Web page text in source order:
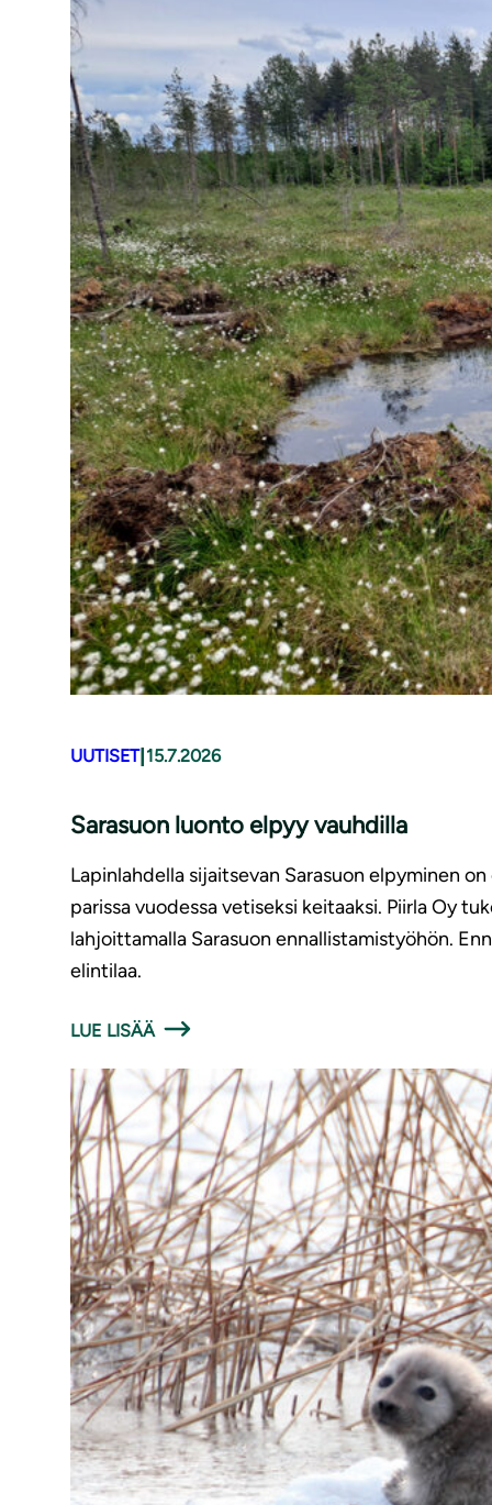
UUTISET| 15.7.2026
Sarasuon luonto elpyy vauhdilla
Lapinlahdella sijaitsevan Sarasuon elpyminen
parissa vuodessa vetiseksi keitaaksi. Piirla Oy
lahjoittamalla Sarasuon ennallistamistyöhön.
elintilaa.
LUE LISÄÄ